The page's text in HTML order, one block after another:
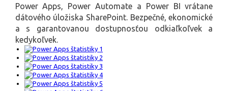
Power Apps, Power Automate a Power BI vrátane
dátového úložiska SharePoint. Bezpečné, ekonomické
a s garantovanou dostupnosťou odkiaľkoľvek a
kedykoľvek.